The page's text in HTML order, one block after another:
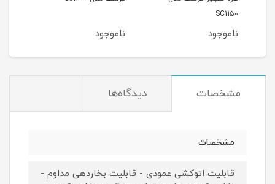
SC1150
ناموجود ناموجود
مشخصات دیدگاه‌ها
مشخصات
قابلیت اتوکشی عمودی - قابلیت بخاردهی مداوم -